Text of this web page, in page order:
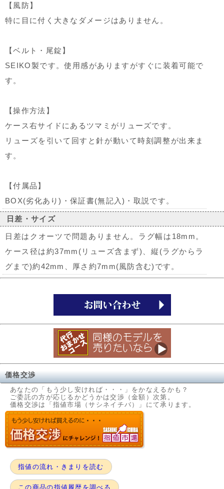
【風防】
特に目に付く大きなダメージはありません。
【ベルト・尾錠】
SEIKO製です。使用感がありますがすぐに装着可能で
す。
【操作方法】
ケース右サイドにあるツマミがリューズです。
リューズを引いて回すと針が動いて時刻調整が出来ま
す。
【付属品】
BOX(劣化あり)・保証書(無記入)・取説です。
日差・サイズ
日差はクオーツで問題ありません。ラグ幅は18mm。
ケース径は約37mm(リューズ含まず)、縦(ラグからラ
グまで)約42mm、厚さ約7mm(風防含む)です。
価格交渉
あなたの「もう少し安ければ・・・」をかなえるかも？
ご委託の方が応じるかどうかは交渉（金額）次第。
価格交渉は「指値市場（サシネイチバ）」にて承ります。
指値の流れ・きまりを読む
この商品の指値履歴を調べる